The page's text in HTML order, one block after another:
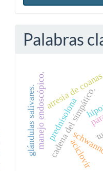
Palabras
cadena del simpático.
atresia de
manejo endoscópico.prednisolona
aciclovir
glándulas salivares.